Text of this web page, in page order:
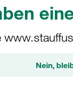
Nein,